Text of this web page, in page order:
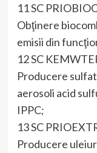
11 SC
Obţinere
emisii din
12 SC
Producere
aerosoli acid
IPPC;
13 SC
Producere